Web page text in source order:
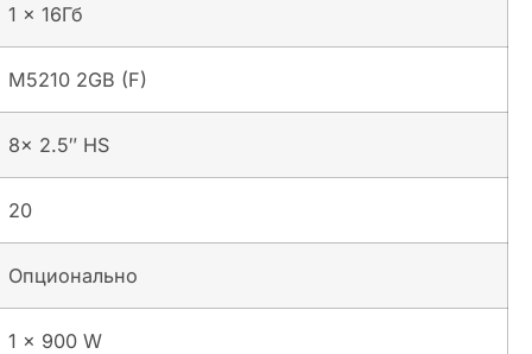
1 x 16Гб
M5210 2GB (F)
8x 2.5″ HS
20
Опционально
1 x 900 W